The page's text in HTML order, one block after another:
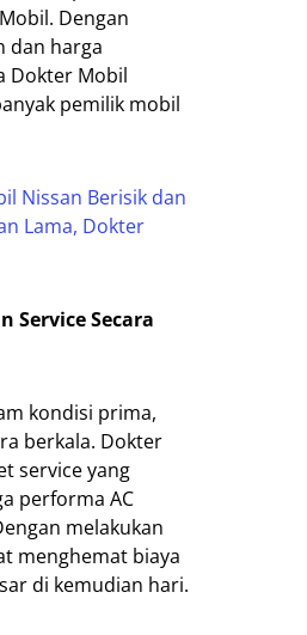
Dengan
dan harga
Dokter Mobil
pemilik mobil
Nissan Berisik dan
Lama, Dokter
Service Secara
kondisi prima,
berkala. Dokter
service yang
performa AC
melakukan
menghemat biaya
di kemudian hari.